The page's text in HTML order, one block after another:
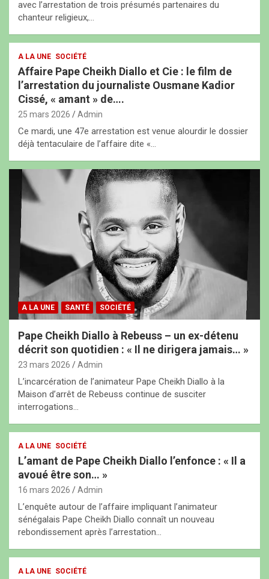
avec l’arrestation de trois présumés partenaires du
chanteur religieux,…
A LA UNE SOCIÉTÉ
Affaire Pape Cheikh Diallo et Cie : le film de
l’arrestation du journaliste Ousmane Kadior
Cissé, « amant » de….
25 mars 2026 Admin
Ce mardi, une 47e arrestation est venue alourdir le dossier
déjà tentaculaire de l’affaire dite «…
A LA UNE SANTÉ SOCIÉTÉ
Pape Cheikh Diallo à Rebeuss – un ex-détenu
décrit son quotidien : « Il ne dirigera jamais… »
23 mars 2026 Admin
L’incarcération de l’animateur Pape Cheikh Diallo à la
Maison d’arrêt de Rebeuss continue de susciter
interrogations…
A LA UNE SOCIÉTÉ
L’amant de Pape Cheikh Diallo l’enfonce : « Il a
avoué être son… »
16 mars 2026 Admin
L’enquête autour de l’affaire impliquant l’animateur
sénégalais Pape Cheikh Diallo connaît un nouveau
rebondissement après l’arrestation…
A LA UNE SOCIÉTÉ